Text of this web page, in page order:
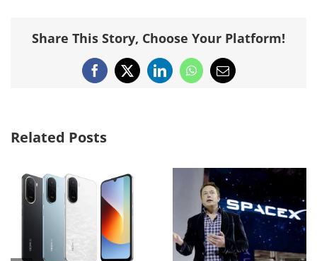
Share This Story, Choose Your Platform!
Facebook
X LinkedInWhatsApp
Email
Related Posts